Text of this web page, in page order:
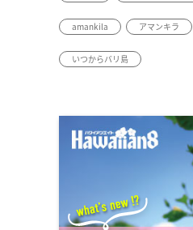
amankila アマンキラ
いつからバリ島